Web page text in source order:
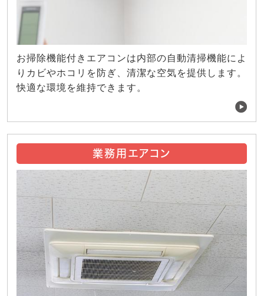
お掃除機能付きエアコンは内部の自動清掃機能によ
りカビやホコリを防ぎ、清潔な空気を提供します。
快適な環境を維持できます。
業務用エアコン